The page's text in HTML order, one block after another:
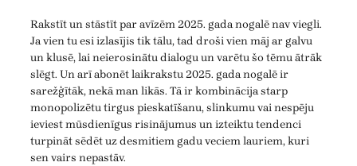
Rakstīt un stāstīt par avīzēm 2025. gada nogalē nav viegli.
Ja vien tu esi izlasījis tik tālu, tad droši vien māj ar galvu
un klusē, lai neierosinātu dialogu un varētu šo tēmu ātrāk
slēgt. Un arī abonēt laikrakstu 2025. gada nogalē ir
sarežģītāk, nekā man likās. Tā ir kombinācija starp
monopolizētu tirgus pieskatīšanu, slinkumu vai nespēju
ieviest mūsdienīgus risinājumus un izteiktu tendenci
turpināt sēdēt uz desmitiem gadu veciem lauriem, kuri
sen vairs nepastāv.